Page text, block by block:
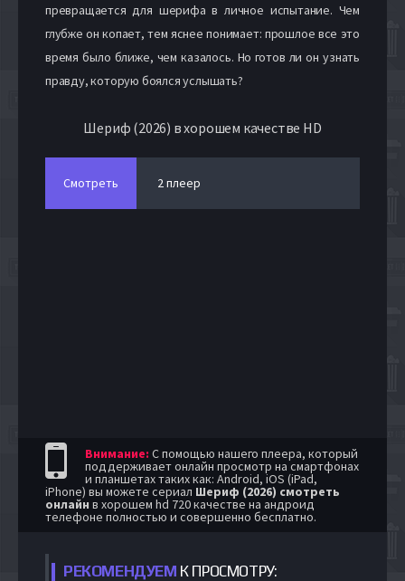
превращается для шерифа в личное испытание. Чем
глубже он копает, тем яснее понимает: прошлое все это
время было ближе, чем казалось. Но готов ли он узнать
правду, которую боялся услышать?
Шериф (2026) в хорошем качестве HD
Смотреть 2 плеер
Внимание: С помощью нашего плеера, который
поддерживает онлайн просмотр на смартфонах
и планшетах таких как: Android, iOS (iPad,
iPhone) вы можете сериал Шериф (2026) смотреть
онлайн в хорошем hd 720 качестве на андроид
телефоне полностью и совершенно бесплатно.
РЕКОМЕНДУЕМ К ПРОСМОТРУ: